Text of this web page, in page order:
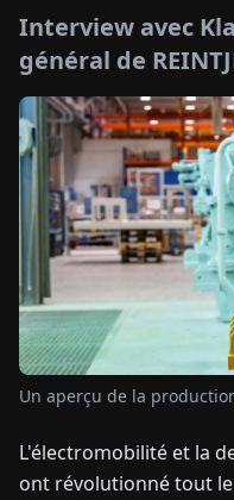
ENDEFRESITNLPLHU
Interview avec
général de
Un aperçu de la
L'électromobilité et la
ont révolutionné tout